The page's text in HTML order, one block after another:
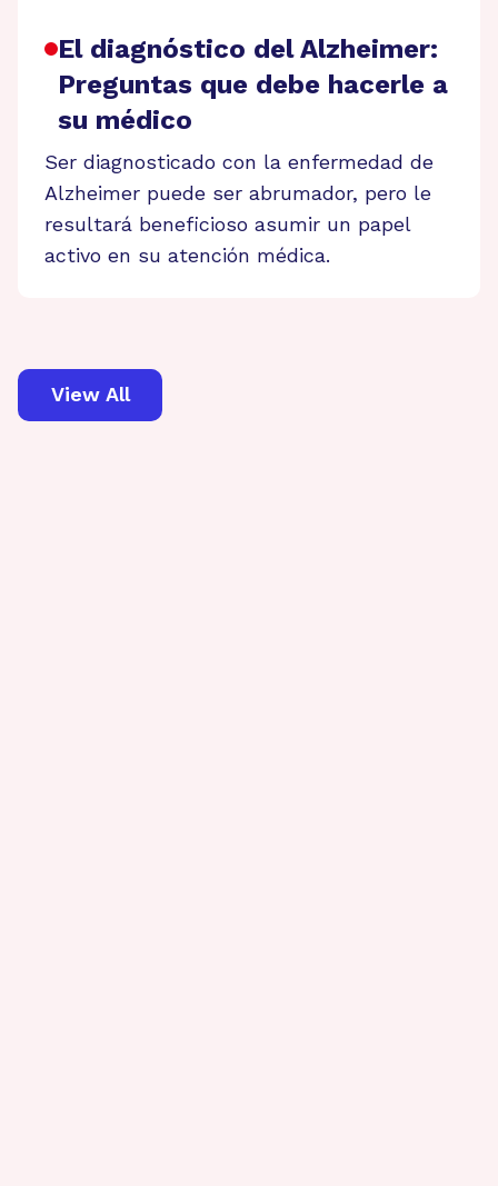
El diagnóstico del Alzheimer:
Preguntas que debe hacerle a
su médico
Ser diagnosticado con la enfermedad de
Alzheimer puede ser abrumador, pero le
resultará beneficioso asumir un papel
activo en su atención médica.
View All